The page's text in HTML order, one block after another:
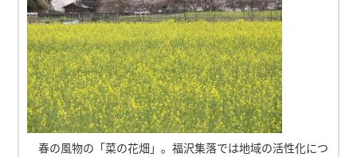
春の風物の「菜の花畑」。福沢集落では地域の活性化につ